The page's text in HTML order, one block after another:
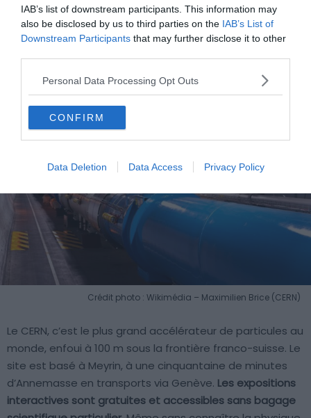
IAB’s list of downstream participants. This information may
also be disclosed by us to third parties on the IAB’s List of
Downstream Participants that may further disclose it to other
Personal Data Processing Opt Outs
CONFIRM
Data Deletion Data Access Privacy Policy
pour flâner face au lac sans dépenser un centime.
Crédit photo : Wikimédia – Maximilien Brice (CERN)
Le CERN, c’est le plus grand accélérateur de particules au
monde, enfoui à 100 m sous la frontière franco-suisse. Le
site est basé à Meyrin, à une cinquantaine de minutes
d’Annemasse en transports via Genève. Les expositions
interactives sont gratuites et accessibles sans bagage